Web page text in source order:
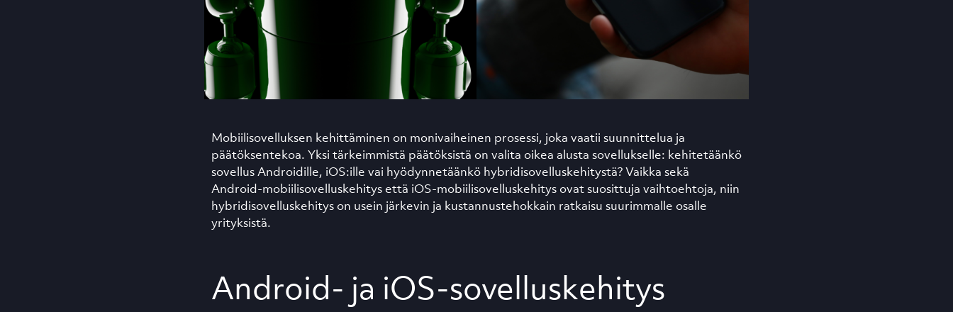
Mobiilisovelluksen kehittäminen on monivaiheinen prosessi, joka vaatii suunnittelua ja
päätöksentekoa. Yksi tärkeimmistä päätöksistä on valita oikea alusta sovellukselle: kehitetäänkö
sovellus Androidille, iOS:ille vai hyödynnetäänkö hybridisovelluskehitystä? Vaikka sekä
Android-mobiilisovelluskehitys että iOS-mobiilisovelluskehitys ovat suosittuja vaihtoehtoja, niin
hybridisovelluskehitys on usein järkevin ja kustannustehokkain ratkaisu suurimmalle osalle
yrityksistä.
Android- ja iOS-sovelluskehitys